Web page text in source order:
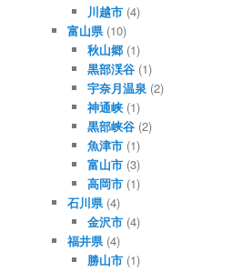
川越市 (4)
富山県(10)
秋山郷 (1)
黒部渓谷 (1)
宇奈月温泉 (2)
神通峡 (1)
黒部峡谷 (2)
魚津市 (1)
富山市 (3)
高岡市 (1)
石川県(4)
金沢市 (4)
福井県(4)
勝山市 (1)